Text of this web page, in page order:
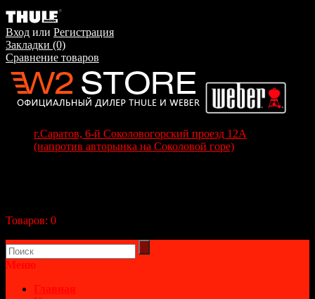
Вход или Регистрация
Закладки (0)
Сравнение товаров
г.Саратов, 6-й Соколовогорский проезд 12А
(напротив авторынка на Соколовой горе)
Товаров: 0
Меню
Главная